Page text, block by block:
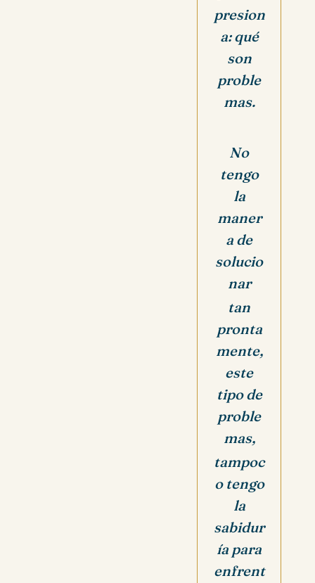
presion
a: qué
son
proble
mas.
No
tengo
la
maner
a de
solucio
nar
tan
pronta
mente,
este
tipo de
proble
mas,
tampoc
o tengo
la
sabidur
ía para
enfrent